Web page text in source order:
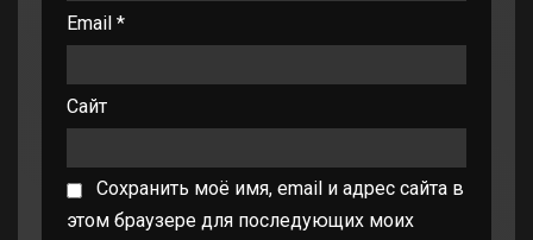
Email *
Сайт
Сохранить моё имя, email и адрес сайта в
этом браузере для последующих моих